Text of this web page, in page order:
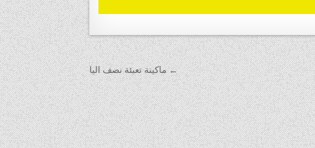
← ماكينة تعبئة نصف اليا